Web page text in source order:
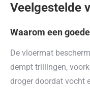
Veelgestelde
Waarom een
De vloermat
dempt trillingen,
droger doordat vocht